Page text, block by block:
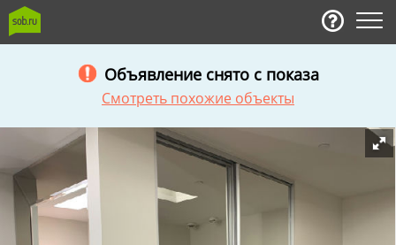
Объявление снято с показа
Смотреть похожие объекты